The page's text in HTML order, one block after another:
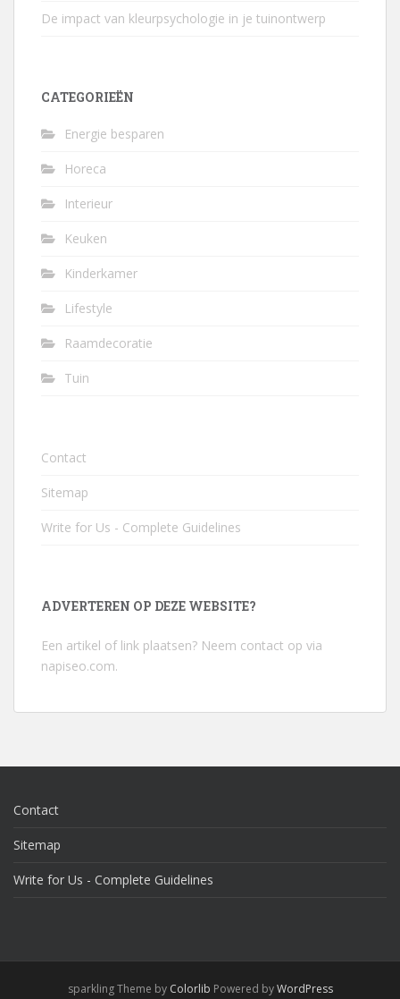
De impact van kleurpsychologie in je tuinontwerp
CATEGORIEËN
Energie besparen
Horeca
Interieur
Keuken
Kinderkamer
Lifestyle
Raamdecoratie
Tuin
Contact
Sitemap
Write for Us - Complete Guidelines
ADVERTEREN OP DEZE WEBSITE?
Een artikel of link plaatsen? Neem contact op via
napiseo.com.
Contact
Sitemap
Write for Us - Complete Guidelines
sparkling Theme by Colorlib Powered byWordPress